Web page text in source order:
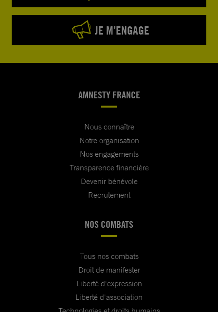
JE M’ENGAGE
AMNESTY FRANCE
Nous connaître
Notre organisation
Nos engagements
Transparence financière
Devenir bénévole
Recrutement
NOS COMBATS
Tous nos combats
Droit de manifester
Liberté d'expression
Liberté d'association